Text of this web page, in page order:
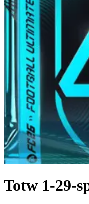
Totw 1-29-